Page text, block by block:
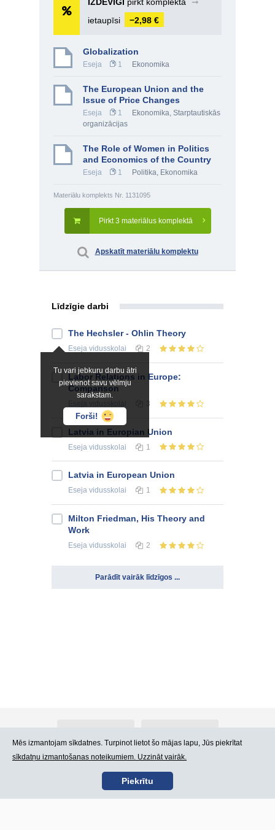
ietaupīsi
−2,98 €
Globalization
Eseja 1 Ekonomika
The European Union and the
Issue of Price Changes
Eseja 1 Ekonomika, Starptautiskās
organizācijas
The Role of Women in Politics
and Economics of the Country
Eseja 1 Politika, Ekonomika
Materiālu komplekts Nr. 1131095
Pirkt 3 materiālus komplektā
Apskatīt materiālu komplektu
Līdzīgie darbi
Tu vari jebkuru darbu ātri
pievienot savu vēlmju
sarakstam.
Forši!
The Hechsler - Ohlin Theory
Eseja vidusskolai 2
Labor Relations in Europe:
Comparison
3
Latvia in Europian Union
Eseja vidusskolai 1
Latvia in European Union
Eseja vidusskolai 1
Milton Friedman, His Theory and
Work
Eseja vidusskolai 2
Parādīt vairāk līdzīgos ...
Kontakti Lietošanas noteikumi
Mēs izmantojam sīkdatnes. Turpinot lietot šo mājas lapu, Jūs piekrītat
sīkdatņu izmantošanas noteikumiem. Uzzināt vairāk.
Piekrītu